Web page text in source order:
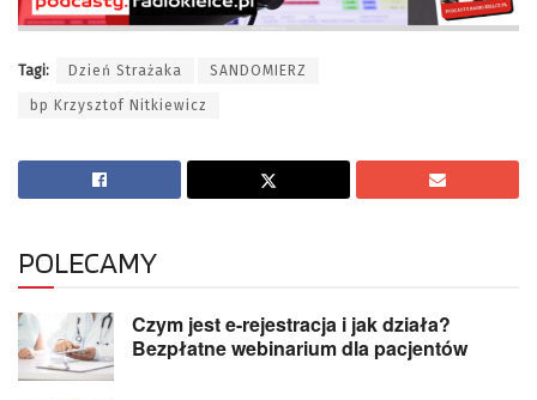
Tagi: Dzień Strażaka SANDOMIERZ
bp Krzysztof Nitkiewicz
POLECAMY
Czym jest e-rejestracja i jak działa?
Bezpłatne webinarium dla pacjentów